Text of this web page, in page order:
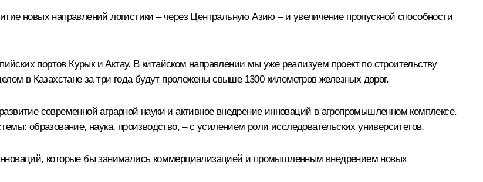
новых направлений логистики – через Центральную Азию – и увеличение пропускной способности
портов Курык и Актау. В китайском направлении мы уже реализуем проект по строительству
в Казахстане за три года будут проложены свыше 1300 километров железных дорог.
современной аграрной науки и активное внедрение инноваций в агропромышленном комплексе.
образование, наука, производство, – с усилением роли исследовательских университетов.
которые бы занимались коммерциализацией и промышленным внедрением новых